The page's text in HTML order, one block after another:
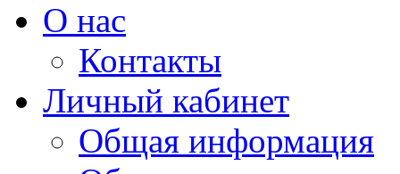
О нас
Контакты
Личный кабинет
Общая информация